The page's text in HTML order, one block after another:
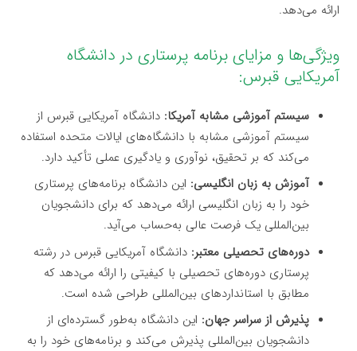
ارائه می‌دهد.
ویژگی‌ها و مزایای برنامه پرستاری در دانشگاه
آمریکایی قبرس:
سیستم آموزشی مشابه آمریکا: دانشگاه آمریکایی قبرس از
سیستم آموزشی مشابه با دانشگاه‌های ایالات متحده استفاده
می‌کند که بر تحقیق، نوآوری و یادگیری عملی تأکید دارد.
آموزش به زبان انگلیسی: این دانشگاه برنامه‌های پرستاری
خود را به زبان انگلیسی ارائه می‌دهد که برای دانشجویان
بین‌المللی یک فرصت عالی به‌حساب می‌آید.
دوره‌های تحصیلی معتبر: دانشگاه آمریکایی قبرس در رشته
پرستاری دوره‌های تحصیلی با کیفیتی را ارائه می‌دهد که
مطابق با استانداردهای بین‌المللی طراحی شده است.
پذیرش از سراسر جهان: این دانشگاه به‌طور گسترده‌ای از
دانشجویان بین‌المللی پذیرش می‌کند و برنامه‌های خود را به